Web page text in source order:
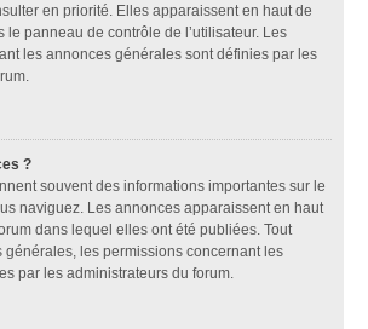
en priorité. Elles apparaissent en haut de
le panneau de contrôle de l’utilisateur. Les
les annonces générales sont définies par les
?
souvent des informations importantes sur le
naviguez. Les annonces apparaissent en haut
dans lequel elles ont été publiées. Tout
générales, les permissions concernant les
par les administrateurs du forum.